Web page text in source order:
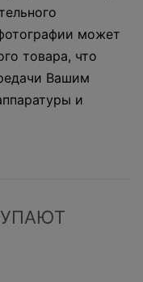
может
товара, что
Вашим
и